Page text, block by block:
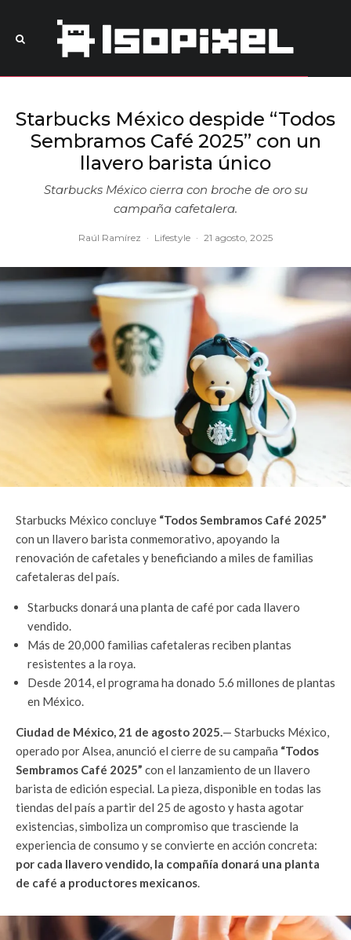
Starbucks México despide “Todos
Sembramos Café 2025” con un
llavero barista único
Starbucks México cierra con broche de oro su
campaña cafetalera.
Raúl Ramírez · Lifestyle · 21 agosto, 2025
Starbucks México concluye “Todos Sembramos Café 2025”
con un llavero barista conmemorativo, apoyando la
renovación de cafetales y beneficiando a miles de familias
cafetaleras del país.
Starbucks donará una planta de café por cada llavero
vendido.
Más de 20,000 familias cafetaleras reciben plantas
resistentes a la roya.
Desde 2014, el programa ha donado 5.6 millones de plantas
en México.
Ciudad de México, 21 de agosto 2025. — Starbucks México,
operado por Alsea, anunció el cierre de su campaña “Todos
Sembramos Café 2025” con el lanzamiento de un llavero
barista de edición especial. La pieza, disponible en todas las
tiendas del país a partir del 25 de agosto y hasta agotar
existencias, simboliza un compromiso que trasciende la
experiencia de consumo y se convierte en acción concreta:
por cada llavero vendido, la compañía donará una planta
de café a productores mexicanos